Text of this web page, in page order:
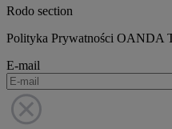
Rodo section
Polityka Prywatności OANDA
E-mail